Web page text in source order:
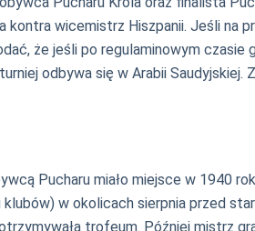
wicemistrz Hiszpanii. Jeśli na
że jeśli po regulaminowym
odbywa się w Arabii Saudyjskiej.
Pucharu miało miejsce w 1940
w okolicach sierpnia przed
trofeum. Później mistrz